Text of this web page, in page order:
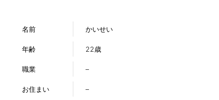
名前 かいせい
年齢 22歳
職業 –
お住まい –